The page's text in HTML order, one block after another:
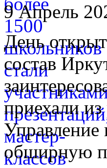
9 Апрель
День
состав
приехали
Управление
обширную